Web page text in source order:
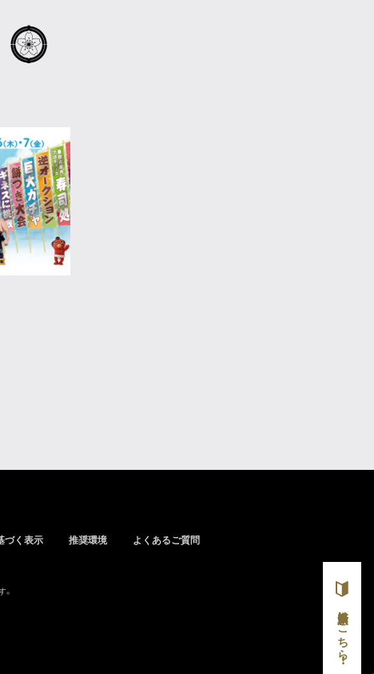
新規入会はこちら！
づく表示 推奨環境 よくあるご質問
。